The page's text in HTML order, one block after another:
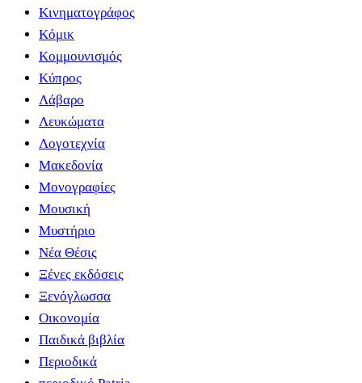
Κινηματογράφος
Κόμικ
Κομμουνισμός
Κύπρος
Λάβαρο
Λευκώματα
Λογοτεχνία
Μακεδονία
Μονογραφίες
Μουσική
Μυστήριο
Νέα Θέσις
Ξένες εκδόσεις
Ξενόγλωσσα
Οικονομία
Παιδικά βιβλία
Περιοδικά